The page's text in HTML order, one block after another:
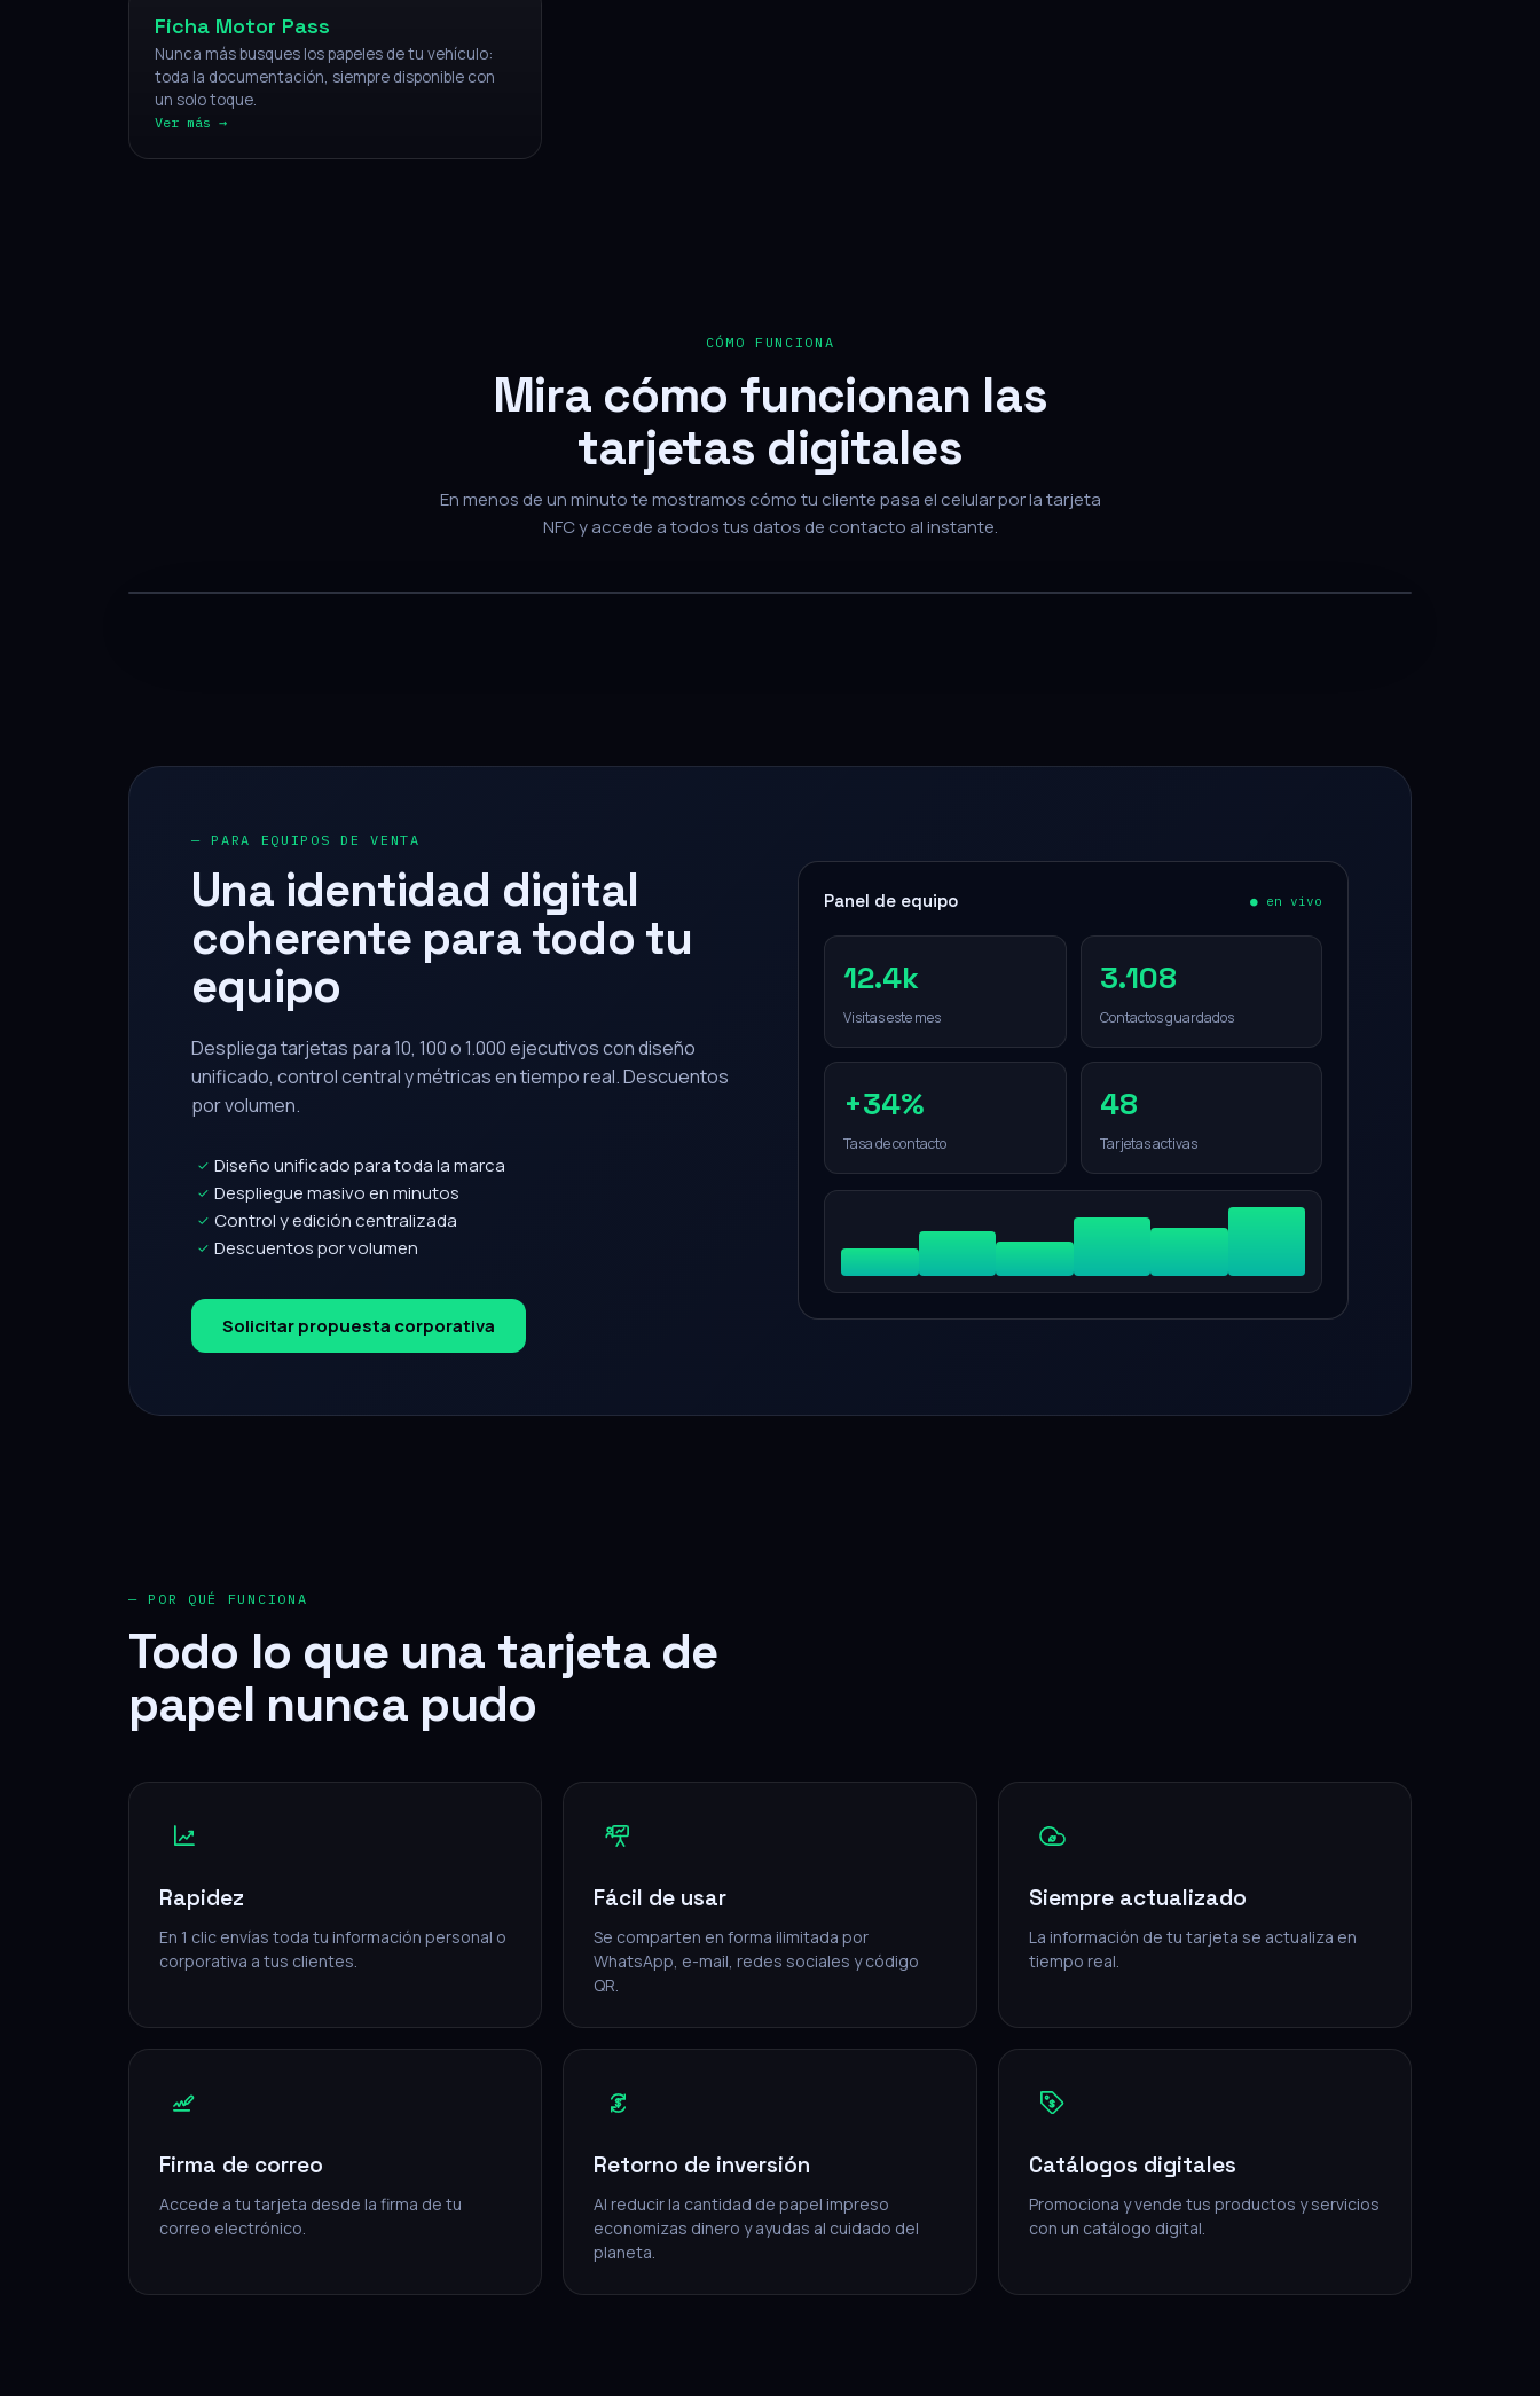
Ficha Motor Pass
Nunca más busques los papeles de tu vehículo:
toda la documentación, siempre disponible con
un solo toque.
Ver más →
CÓMO FUNCIONA
Mira cómo funcionan las
tarjetas digitales
En menos de un minuto te mostramos cómo tu cliente pasa el celular por la tarjeta
NFC y accede a todos tus datos de contacto al instante.
Una identidad digital
coherente para todo tu
equipo
Despliega tarjetas para 10, 100 o 1.000 ejecutivos con diseño
unificado, control central y métricas en tiempo real. Descuentos
por volumen.
Diseño unificado para toda la marca
Despliegue masivo en minutos
Control y edición centralizada
Descuentos por volumen
Panel de equipo
12.4k 3.108
+34% 48
— POR QUÉ FUNCIONA
Todo lo que una tarjeta de
papel nunca pudo
Rapidez
En 1 clic envías toda tu información personal o
corporativa a tus clientes.
Fácil de usar
WhatsApp, e-mail, redes sociales y código
QR.
Siempre actualizado
La información de tu tarjeta se actualiza en
tiempo real.
Firma de correo
Accede a tu tarjeta desde la firma de tu
correo electrónico.
Retorno de inversión
economizas dinero y ayudas al cuidado del
planeta.
Catálogos digitales
con un catálogo digital.